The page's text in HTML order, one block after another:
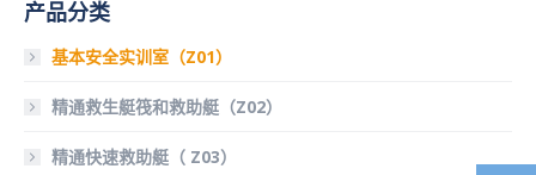
产品分类
基本安全实训室（Z01）
精通救生艇筏和救助艇（Z02）
精通快速救助艇（ Z03）